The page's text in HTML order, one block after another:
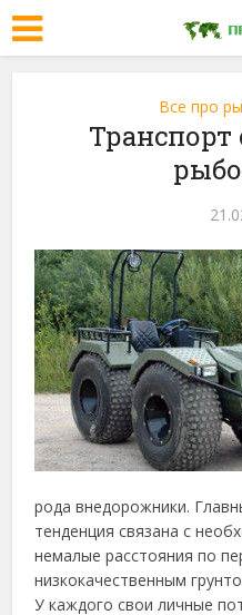
Все про
рода внедорожники.
тенденция связана с
немалые расстояния по
низкокачественным
У каждого свои личные